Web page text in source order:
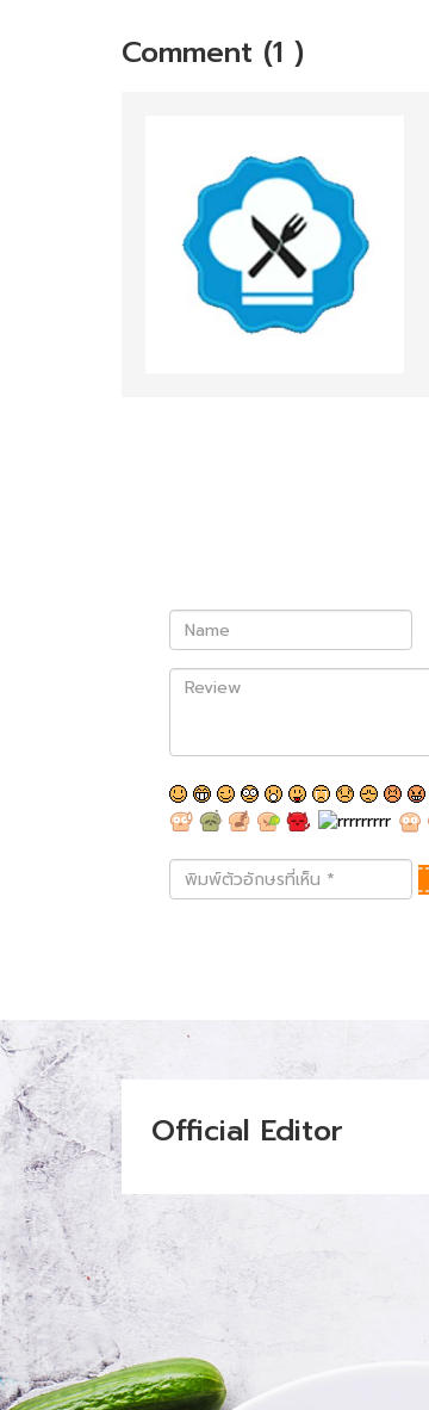
Comment (1 )
Name
Review
พิมพ์
ตัว
Official Editor